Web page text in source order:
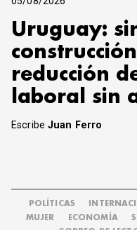
Uruguay:
reducción
laboral sin
EscribeJuan Ferro
POLÍTICAS
MUJER
ECONOMÍA